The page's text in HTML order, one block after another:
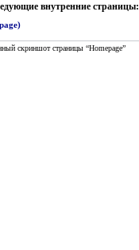
внутренние страницы:
скриншот страницы “Homepage”